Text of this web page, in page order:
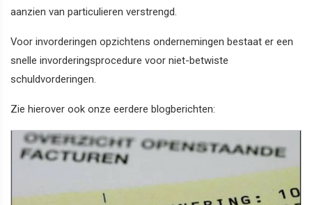
aanzien van particulieren verstrengd.
Voor invorderingen opzichtens ondernemingen bestaat er een
snelle invorderingsprocedure voor niet-betwiste
schuldvorderingen.
Zie hierover ook onze eerdere blogberichten: